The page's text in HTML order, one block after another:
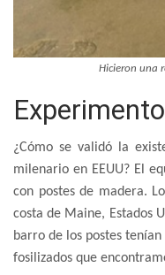
Hicieron una
Experimento
¿Cómo se validó la
milenario en EEUU? El
con postes de madera.
costa de Maine, Estados
barro de los postes
fosilizados que